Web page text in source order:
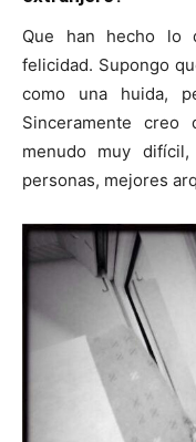
Que han hecho lo
felicidad. Supongo
como una huida,
Sinceramente
menudo muy
personas, mejores